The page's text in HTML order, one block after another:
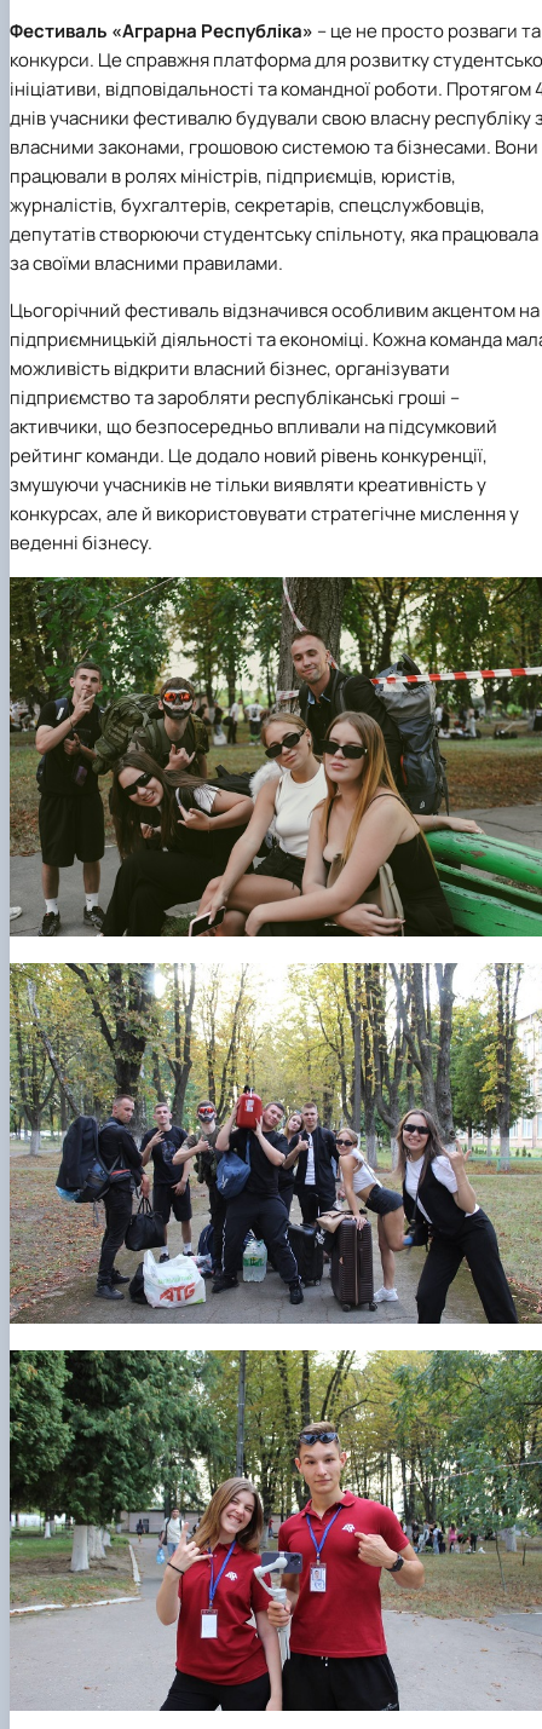
Працевлаштування
Студентські квитки
Інклюзивне середовище
Наукові школи
Стартап школа НУБіП України
Форми документів
Патентно-ліцензійна діяльність
садово-паркове господарство, ветеринарна
медицина»
Обладнання НУБіП України
Наукові видання
Досліднику та автору
Звіт про проведення НТЗ
Наукові журнали НУБіП України
Наукові журнали НУБіП України (English)
Пам'ятка про проведення науково-
Порядок планування та організації
проведення НТЗ
Результати науково-технічних заходів
Наука для бізнесу
Каталог наукових послуг
«SEB-2024»
«SEB-2025»
Рада роботодавців
Благодійний фонд «Голосіївська ініціатива
2020»
Видатні випускники та працівники
Звіт ректора
Пам'яті захисників України
Почесні доктори і професори НУБіП України
Пресслужба
Університетський кур'єр
Вибори ректора
Програма розвитку університету
ініціатива – 2025»
Державні закупівлі
Офіційна символіка
Антикорупційні заходи
Уповноважена особа з питань запобігання
виявлення корупції
Положення про антикорупційного
уповноваженого НУБіП України
Національні нормативно-правові акти
Нормативно-правові акти НУБіП України
Інформаційні ресурси НАЗК
Антикорупційні заходи
Гендерна радниця
Контактна інформація
Фестиваль «Аграрна Республіка» – це не просто розваги та
конкурси. Це справжня платформа для розвитку
ініціативи, відповідальності та командної роботи. Протягом
днів учасники фестивалю будували свою власну республіку
власними законами, грошовою системою та бізнесами. Вони
працювали в ролях міністрів, підприємців, юристів,
журналістів, бухгалтерів, секретарів, спецслужбовців,
депутатів створюючи студентську спільноту, яка працювала
за своїми власними правилами.
Цьогорічний фестиваль відзначився особливим акцентом на
підприємницькій діяльності та економіці. Кожна команда
можливість відкрити власний бізнес, організувати
підприємство та заробляти республіканські гроші –
активчики, що безпосередньо впливали на підсумковий
рейтинг команди. Це додало новий рівень конкуренції,
змушуючи учасників не тільки виявляти креативність у
конкурсах, але й використовувати стратегічне мислення у
веденні бізнесу.